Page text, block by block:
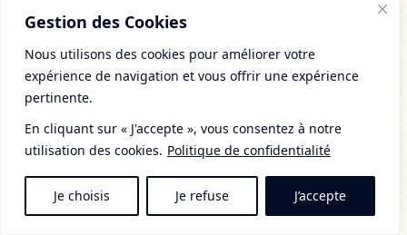
Gestion des Cookies
Nous utilisons des cookies pour améliorer votre
expérience de navigation et vous offrir une expérience
pertinente.
En cliquant sur « J'accepte », vous consentez à notre
utilisation des cookies. Politique de confidentialité
Je choisis Je refuse J’accepte
Bonjour Mély,
je découvre ton blog, il est super, bravo !
Moi je souffre de rosacée et j’ai attaqué le problème à la
source : le système digestif ! Mon estomac ne supporte
pas les choses acidifiantes (donc grosse réflexion sur
l’acido-basique) et en plus j’ai la digestion ralentie, colon
devenu irritable, j’ai découvert des intolérances
alimentaires…dont le gastro-entérologue que j’ai vu se
Je suis donc à cheval sur une alimentation anti-
candidose mais tout manque de saveur…Ton blog me